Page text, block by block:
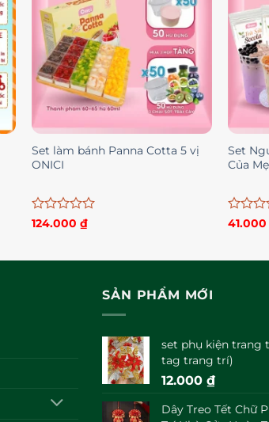
Set làm bánh Panna Cotta 5 vị
ONICI
Được
0
124.000 ₫
Set
Của
Được
0
41.000
SẢN PHẨM MỚI
set phụ kiện trang
tag trang trí)
12.000₫
Dây Treo Tết Chữ